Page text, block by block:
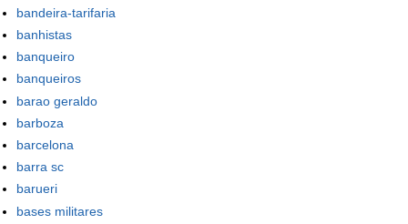
bandeira-tarifaria
banhistas
banqueiro
banqueiros
barao geraldo
barboza
barcelona
barra sc
barueri
bases militares